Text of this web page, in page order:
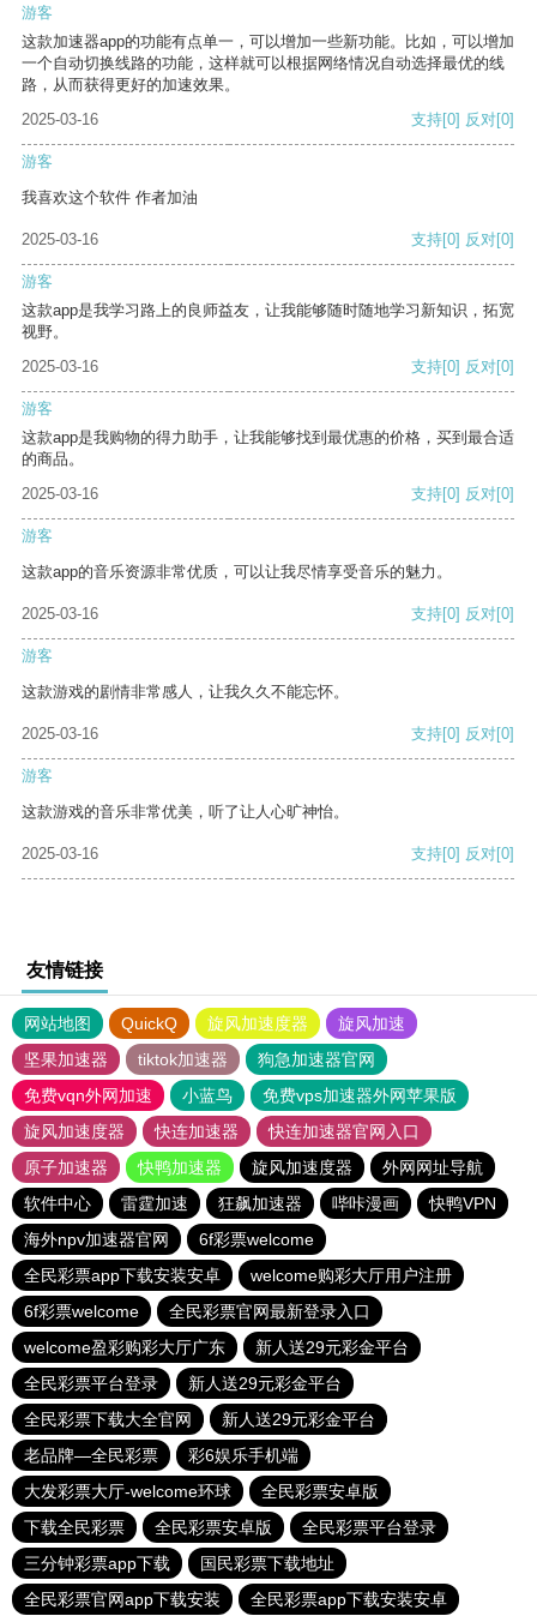
游客
这款加速器app的功能有点单一，可以增加一些新功能。比如，可以增加
一个自动切换线路的功能，这样就可以根据网络情况自动选择最优的线
路，从而获得更好的加速效果。
2025-03-16
支持[0] 反对[0]
游客
我喜欢这个软件 作者加油
2025-03-16 支持[0] 反对[0]
游客
这款app是我学习路上的良师益友，让我能够随时随地学习新知识，拓宽
视野。
2025-03-16
支持[0] 反对[0]
游客
这款app是我购物的得力助手，让我能够找到最优惠的价格，买到最合适
的商品。
2025-03-16
支持[0] 反对[0]
游客
这款app的音乐资源非常优质，可以让我尽情享受音乐的魅力。
2025-03-16 支持[0] 反对[0]
游客
这款游戏的剧情非常感人，让我久久不能忘怀。
2025-03-16 支持[0] 反对[0]
游客
这款游戏的音乐非常优美，听了让人心旷神怡。
2025-03-16 支持[0] 反对[0]
友情链接
网站地图 QuickQ 旋风加速度器
旋风加速
坚果加速器
tiktok加速器
狗急加速器官网
免费vqn外网加速
小蓝鸟
免费vps加速器外网苹果版
旋风加速度器
快连加速器
快连加速器官网入口
原子加速器
快鸭加速器 旋风加速度器
外网网址导航
软件中心
雷霆加速 狂飙加速器 哔咔漫画
快鸭VPN
海外npv加速器官网
6f彩票welcome
全民彩票app下载安装安卓
welcome购彩大厅用户注册
6f彩票welcome
全民彩票官网最新登录入口
welcome盈彩购彩大厅广东
新人送29元彩金平台
全民彩票平台登录
新人送29元彩金平台
全民彩票下载大全官网
新人送29元彩金平台
老品牌—全民彩票
彩6娱乐手机端
大发彩票大厅-welcome环球
全民彩票安卓版
下载全民彩票
全民彩票安卓版
全民彩票平台登录
三分钟彩票app下载
国民彩票下载地址
全民彩票官网app下载安装
全民彩票app下载安装安卓